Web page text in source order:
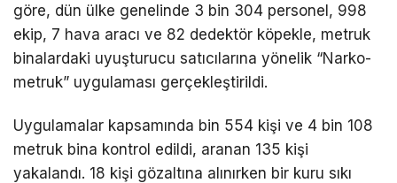
göre, dün ülke genelinde 3 bin 304 personel, 998
ekip, 7 hava aracı ve 82 dedektör köpekle, metruk
binalardaki uyuşturucu satıcılarına yönelik “Narko-
metruk” uygulaması gerçekleştirildi.
Uygulamalar kapsamında bin 554 kişi ve 4 bin 108
metruk bina kontrol edildi, aranan 135 kişi
yakalandı. 18 kişi gözaltına alınırken bir kuru sıkı